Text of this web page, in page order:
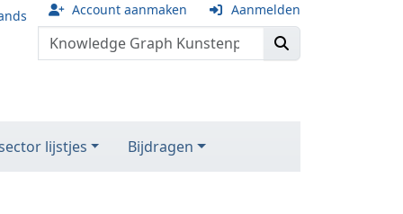
Account aanmaken Aanmelden
lijstjes Bijdragen